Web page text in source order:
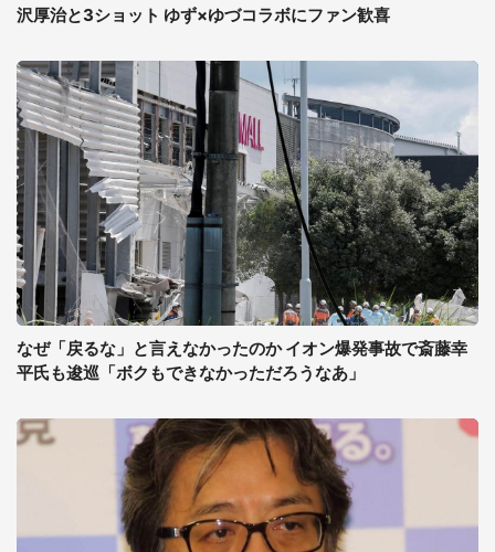
沢厚治と3ショット ゆず×ゆづコラボにファン歓喜
なぜ「戻るな」と言えなかったのか イオン爆発事故で斎藤幸
平氏も逡巡「ボクもできなかっただろうなあ」